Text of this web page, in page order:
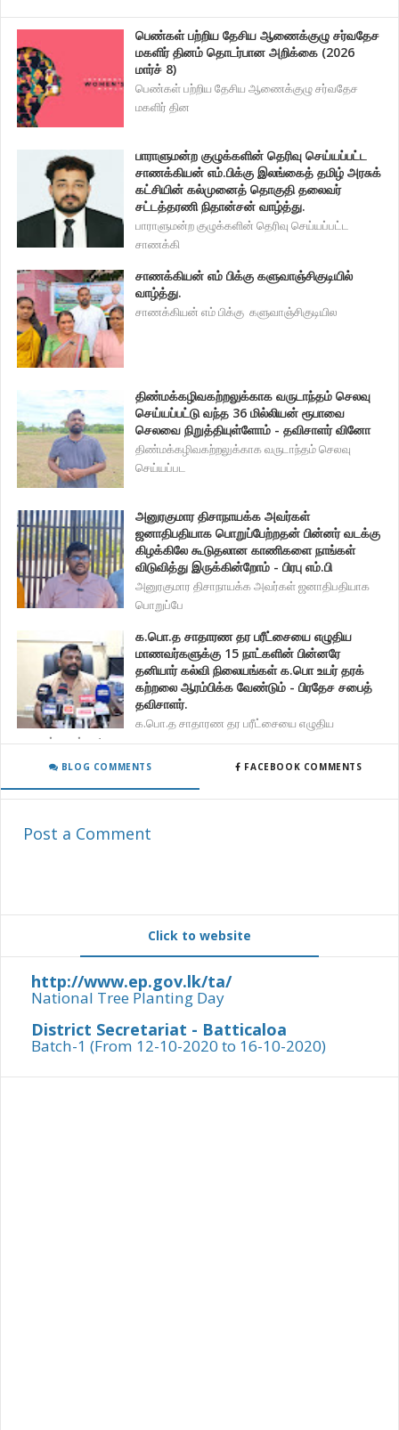
பெண்கள் பற்றிய தேசிய ஆணைக்குழு சர்வதேச
மகளிர் தினம் தொடர்பான அறிக்கை (2026
மார்ச் 8)
பெண்கள் பற்றிய தேசிய ஆணைக்குழு சர்வதேச
மகளிர் தின
பாராளுமன்ற குழுக்களின் தெரிவு செய்யப்பட்ட
சாணக்கியன் எம்.பிக்கு இலங்கைத் தமிழ் அரசுக்
கட்சியின் கல்முனைத் தொகுதி தலைவர்
சட்டத்தரணி நிதான்சன் வாழ்த்து.
பாராளுமன்ற குழுக்களின் தெரிவு செய்யப்பட்ட
சாணக்கி
சாணக்கியன் எம் பிக்கு களுவாஞ்சிகுடியில்
வாழ்த்து.
சாணக்கியன் எம் பிக்கு களுவாஞ்சிகுடியில
திண்மக்கழிவகற்றலுக்காக வருடாந்தம் செலவு
செய்யப்பட்டு வந்த 36 மில்லியன் ரூபாவை
செலவை நிறுத்தியுள்ளோம் - தவிசாளர் வினோ
திண்மக்கழிவகற்றலுக்காக வருடாந்தம் செலவு
செய்யப்பட
அனுரகுமார திசாநாயக்க அவர்கள்
ஜனாதிபதியாக பொறுப்பேற்றதன் பின்னர் வடக்கு
கிழக்கிலே கூடுதலான காணிகளை நாங்கள்
விடுவித்து இருக்கின்றோம் - பிரபு எம்.பி
அனுரகுமார திசாநாயக்க அவர்கள் ஜனாதிபதியாக
பொறுப்பே
க.பொ.த சாதாரண தர பரீட்சையை எழுதிய
மாணவர்களுக்கு 15 நாட்களின் பின்னரே
தனியார் கல்வி நிலையங்கள் க.பொ உயர் தரக்
கற்றலை ஆரம்பிக்க வேண்டும் - பிரதேச சபைத்
தவிசாளர்.
க.பொ.த சாதாரண தர பரீட்சையை எழுதிய
மாணவர்களுக்கு 1
BLOG COMMENTS FACEBOOK COMMENTS
Post a Comment
Click to website
http://www.ep.gov.lk/ta/
National Tree Planting Day
District Secretariat - Batticaloa
Batch-1 (From 12-10-2020 to 16-10-2020)